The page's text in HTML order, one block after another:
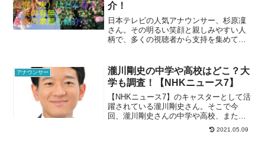
介！
日本テレビの人気アナウンサー、杉原凜
さん。その明るい笑顔と親しみやすい人
柄で、多くの視聴者から支持を集めてい
いるのか気になる方も多いのではないで
しょうか。特に、結婚して...
アナウンサー
瀧川剛史の中学や高校はどこ？大
学も調査！【NHKニュース7】
【NHKニュース7】のキャスターとして活
躍されている瀧川剛史さん。そこで今
回、瀧川剛史さんの中学や高校、また大
学の情報をリサーチし記事にしてみまし
2021.05.09